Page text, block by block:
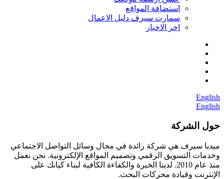
استضافة المواقع
سمارت سيرف دليل الاعمال
اخر الاخبار
English
English
حول الشركة
ميديا ​​سيرف هي شركة رائدة في مجال وسائل التواصل الاجتماعي
وخدمات التسويق الرقمي وتصميم المواقع الإلكترونية. نحن نعمل
منذ عام 2010. لدينا الخبرة والكفاءة الكافية لبناء كيانك على
الإنترنت وقيادة محركات البحث.